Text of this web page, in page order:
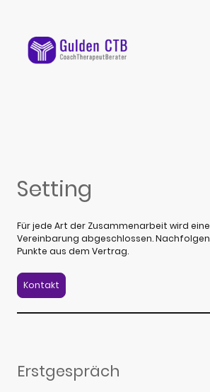
Setting
Für jede Art der Zusammenarbeit wird
Vereinbarung abgeschlossen.
Punkte aus dem Vertrag.
Kontakt
Erstgespräch